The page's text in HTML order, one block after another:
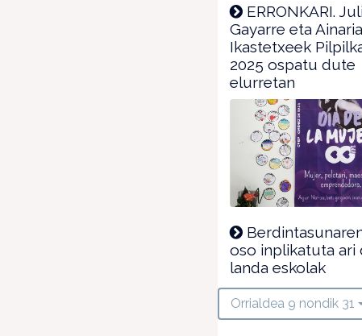
ERRONKARI.
Gayarre eta
Ikastetxeek
2025 ospatu dute
elurretan
oso inplikatuta ari
landa eskolak
Orrialdea 9 nondik 31